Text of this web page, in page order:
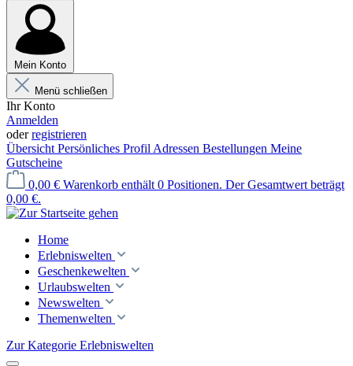
Mein Konto
Menü schließen
Ihr Konto
Anmelden
oderregistrieren
Übersicht Persönliches Profil Adressen Bestellungen Meine
Gutscheine
0,00 € Warenkorb enthält 0 Positionen. Der Gesamtwert beträgt
0,00 €.
Home
Erlebniswelten
Geschenkewelten
Urlaubswelten
Newswelten
Themenwelten
Zur Kategorie Erlebniswelten